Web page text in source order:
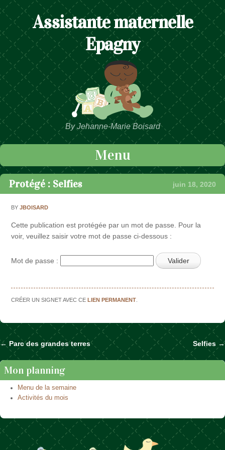
Assistante maternelle
Epagny
By Jehanne-Marie Boisard
Menu
Passer au contenu
Protégé : Selfies juin 18, 2020
BYJBOISARD
Cette publication est protégée par un mot de passe. Pour la
voir, veuillez saisir votre mot de passe ci-dessous :
Mot de passe :
CRÉER UN SIGNET AVEC CELIEN PERMANENT
Naviguer dans les articles
← Parc des grandes terres Selfies →
Mon planning
Menu de la semaine
Activités du mois